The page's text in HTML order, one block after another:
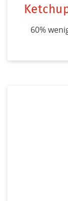
60%